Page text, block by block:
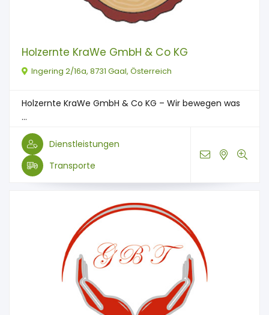
Holzernte KraWe GmbH & Co KG
Ingering 2/16a, 8731 Gaal, Österreich
Holzernte KraWe GmbH & Co KG – Wir bewegen was
...
Dienstleistungen
Transporte